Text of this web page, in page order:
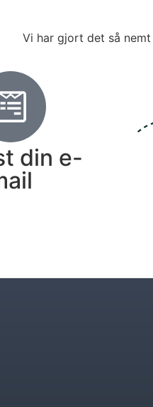
Vi har gjort det så
din e-